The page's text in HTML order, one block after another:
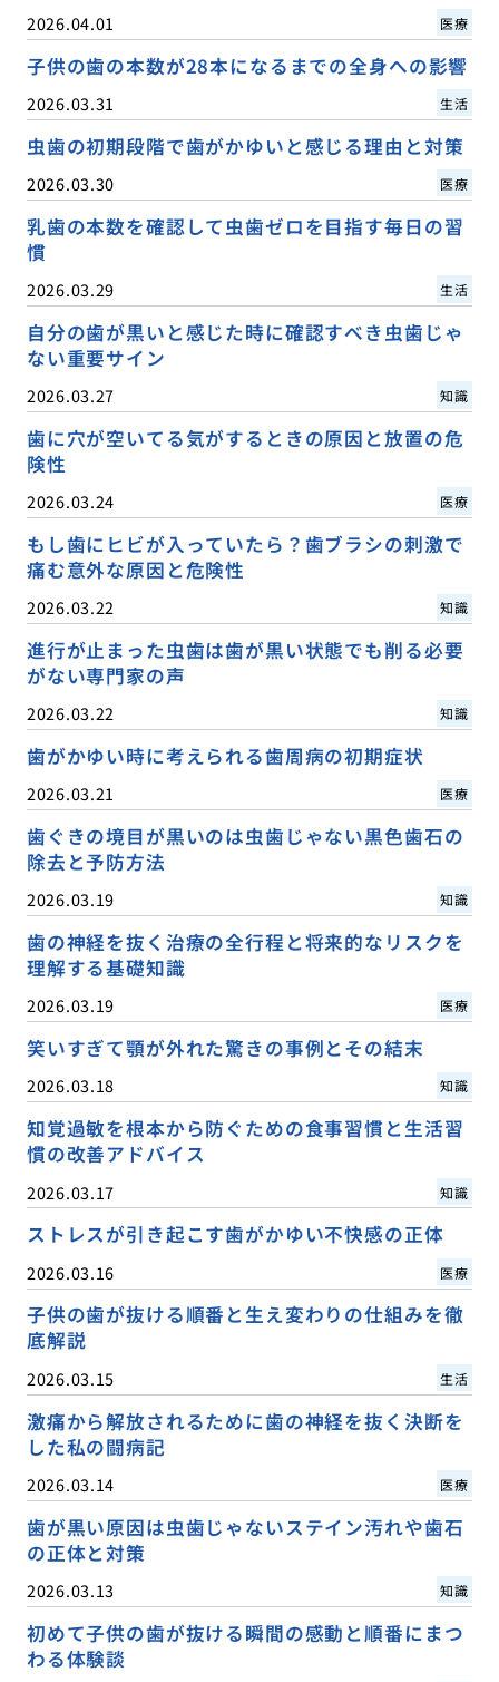
2026.04.01 医療
子供の歯の本数が28本になるまでの全身への影響
2026.03.31 生活
虫歯の初期段階で歯がかゆいと感じる理由と対策
2026.03.30 医療
乳歯の本数を確認して虫歯ゼロを目指す毎日の習
慣
2026.03.29 生活
自分の歯が黒いと感じた時に確認すべき虫歯じゃ
ない重要サイン
2026.03.27 知識
歯に穴が空いてる気がするときの原因と放置の危
険性
2026.03.24 医療
もし歯にヒビが入っていたら？歯ブラシの刺激で
痛む意外な原因と危険性
2026.03.22 知識
進行が止まった虫歯は歯が黒い状態でも削る必要
がない専門家の声
2026.03.22 知識
歯がかゆい時に考えられる歯周病の初期症状
2026.03.21 医療
歯ぐきの境目が黒いのは虫歯じゃない黒色歯石の
除去と予防方法
2026.03.19 知識
歯の神経を抜く治療の全行程と将来的なリスクを
理解する基礎知識
2026.03.19 医療
笑いすぎて顎が外れた驚きの事例とその結末
2026.03.18 知識
知覚過敏を根本から防ぐための食事習慣と生活習
慣の改善アドバイス
2026.03.17 知識
ストレスが引き起こす歯がかゆい不快感の正体
2026.03.16 医療
子供の歯が抜ける順番と生え変わりの仕組みを徹
底解説
2026.03.15 生活
激痛から解放されるために歯の神経を抜く決断を
した私の闘病記
2026.03.14 医療
歯が黒い原因は虫歯じゃないステイン汚れや歯石
の正体と対策
2026.03.13 知識
初めて子供の歯が抜ける瞬間の感動と順番にまつ
わる体験談